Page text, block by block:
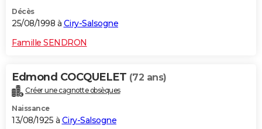
Décès
25/08/1998 à Ciry-Salsogne
Famille SENDRON
Edmond COCQUELET (72 ans)
Créer une cagnotte obsèques
Naissance
13/08/1925 à Ciry-Salsogne